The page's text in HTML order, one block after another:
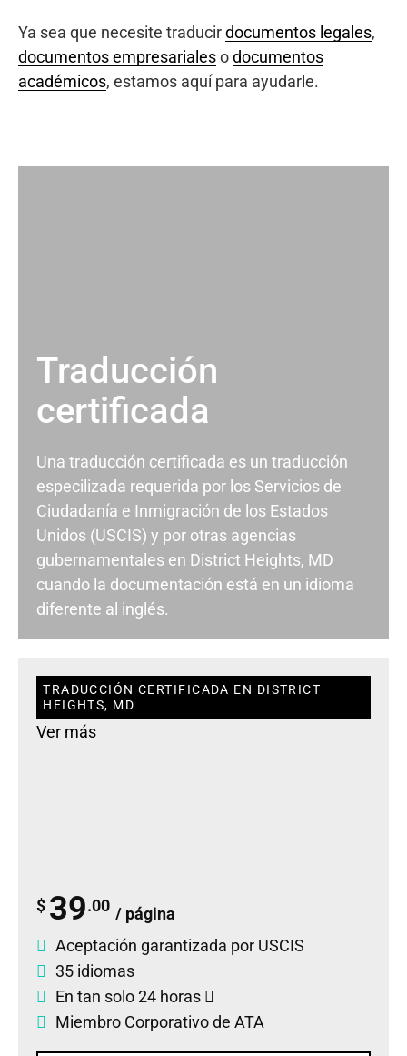
Ya sea que necesite traducirdocumentos legales,
documentos empresarialesodocumentos
académicos, estamos aquí para ayudarle.
Traducción
certificada
Una traducción certificada es un traducción
especilizada requerida por los Servicios de
Ciudadanía e Inmigración de los Estados
Unidos (USCIS) y por otras agencias
gubernamentales en District Heights, MD
cuando la documentación está en un idioma
diferente al inglés.
TRADUCCIÓN CERTIFICADA EN DISTRICT
HEIGHTS, MD
Ver más
$ 39.00 / página
Aceptación garantizada por USCIS
35 idiomas
En tan solo 24 horas
Miembro Corporativo de ATA